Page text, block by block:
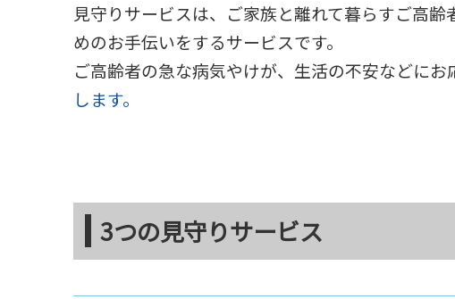
見守りサービスは、ご家族と離れて暮らすご高
めのお手伝いをするサービスです。
ご高齢者の急な病気やけが、生活の不安などにお
します。
3つの見守りサービス